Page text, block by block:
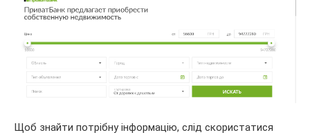
Щоб знайти потрібну інформацію, слід скористатися